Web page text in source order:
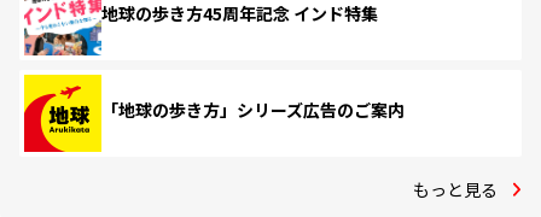
地球の歩き方45周年記念 インド特集
「地球の歩き方」シリーズ広告のご案内
もっと見る